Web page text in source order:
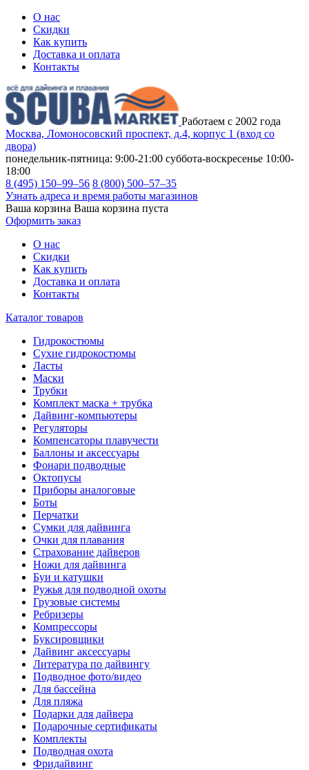
О нас
Скидки
Как купить
Доставка и оплата
Контакты
Работаем с 2002 года
Москва, Ломоносовский проспект, д.4, корпус 1 (вход со
двора)
понедельник-пятница: 9:00-21:00 суббота-воскресенье 10:00-
18:00
8 (495) 150–99–56 8 (800) 500–57–35
Узнать адреса и время работы магазинов
Ваша корзина Ваша корзина пуста
Оформить заказ
О нас
Скидки
Как купить
Доставка и оплата
Контакты
Каталог товаров
Гидрокостюмы
Сухие гидрокостюмы
Ласты
Маски
Трубки
Комплект маска + трубка
Дайвинг-компьютеры
Регуляторы
Компенсаторы плавучести
Баллоны и аксессуары
Фонари подводные
Октопусы
Приборы аналоговые
Боты
Перчатки
Сумки для дайвинга
Очки для плавания
Страхование дайверов
Ножи для дайвинга
Буи и катушки
Ружья для подводной охоты
Грузовые системы
Ребризеры
Компрессоры
Буксировщики
Дайвинг аксессуары
Литература по дайвингу
Подводное фото/видео
Для бассейна
Для пляжа
Подарки для дайвера
Подарочные сертификаты
Комплекты
Подводная охота
Фридайвинг